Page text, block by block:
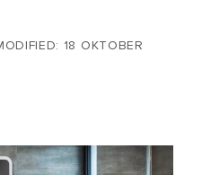
18 OKTOBER